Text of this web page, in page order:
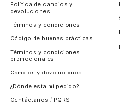
Política de cambios y
devoluciones
Términos y condiciones
Código de buenas prácticas
Términos y condiciones
promocionales
Cambios y devoluciones
¿Dónde esta mi pedido?
Contáctanos / PQRS